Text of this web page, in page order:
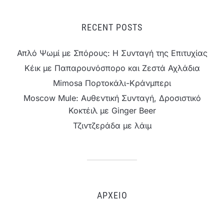
RECENT POSTS
Απλό Ψωμί με Σπόρους: Η Συνταγή της Επιτυχίας
Κέικ με Παπαρουνόσπορο και Ζεστά Αχλάδια
Mimosa Πορτοκάλι-Κράνμπερι
Moscow Mule: Αυθεντική Συνταγή, Δροσιστικό
Κοκτέιλ με Ginger Beer
Τζιντζεράδα με λάιμ
ΑΡΧΕΊΟ